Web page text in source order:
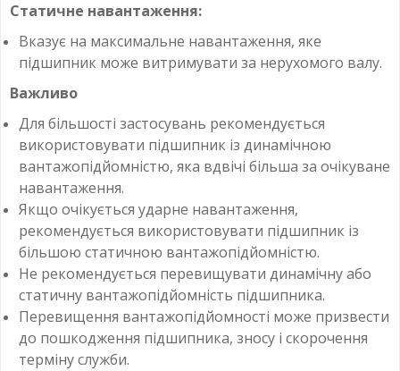
Статичне навантаження:
Вказує на максимальне навантаження, яке
підшипник може витримувати за нерухомого валу.
Важливо
Для більшості застосувань рекомендується
використовувати підшипник із динамічною
вантажопідйомністю, яка вдвічі більша за очікуване
навантаження.
Якщо очікується ударне навантаження,
рекомендується використовувати підшипник із
більшою статичною вантажопідйомністю.
Не рекомендується перевищувати динамічну або
статичну вантажопідйомність підшипника.
Перевищення вантажопідйомності може призвести
до пошкодження підшипника, зносу і скорочення
терміну служби.